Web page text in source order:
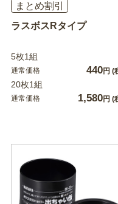
まとめ割引
ラスボスRタイプ
5枚1組
通常価格 440円 (
20枚1組
通常価格 1,580円 (